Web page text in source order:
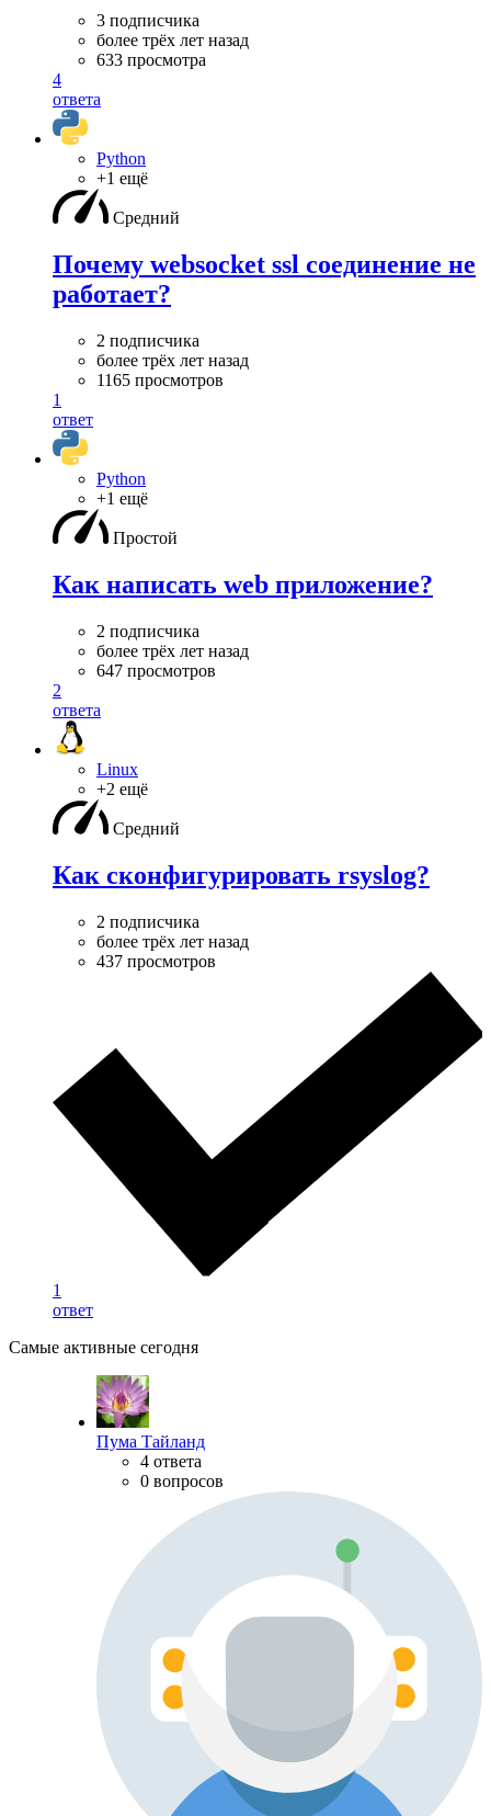
3 подписчика
более трёх лет назад
633 просмотра
4
ответа
Python
+1 ещё
Средний
Почему websocket ssl соединение не
работает?
2 подписчика
более трёх лет назад
1165 просмотров
1
ответ
Python
+1 ещё
Простой
Как написать web приложение?
2 подписчика
более трёх лет назад
647 просмотров
2
ответа
Linux
+2 ещё
Средний
Как сконфигурировать rsyslog?
2 подписчика
более трёх лет назад
437 просмотров
1
ответ
Самые активные сегодня
Пума Тайланд
4 ответа
0 вопросов